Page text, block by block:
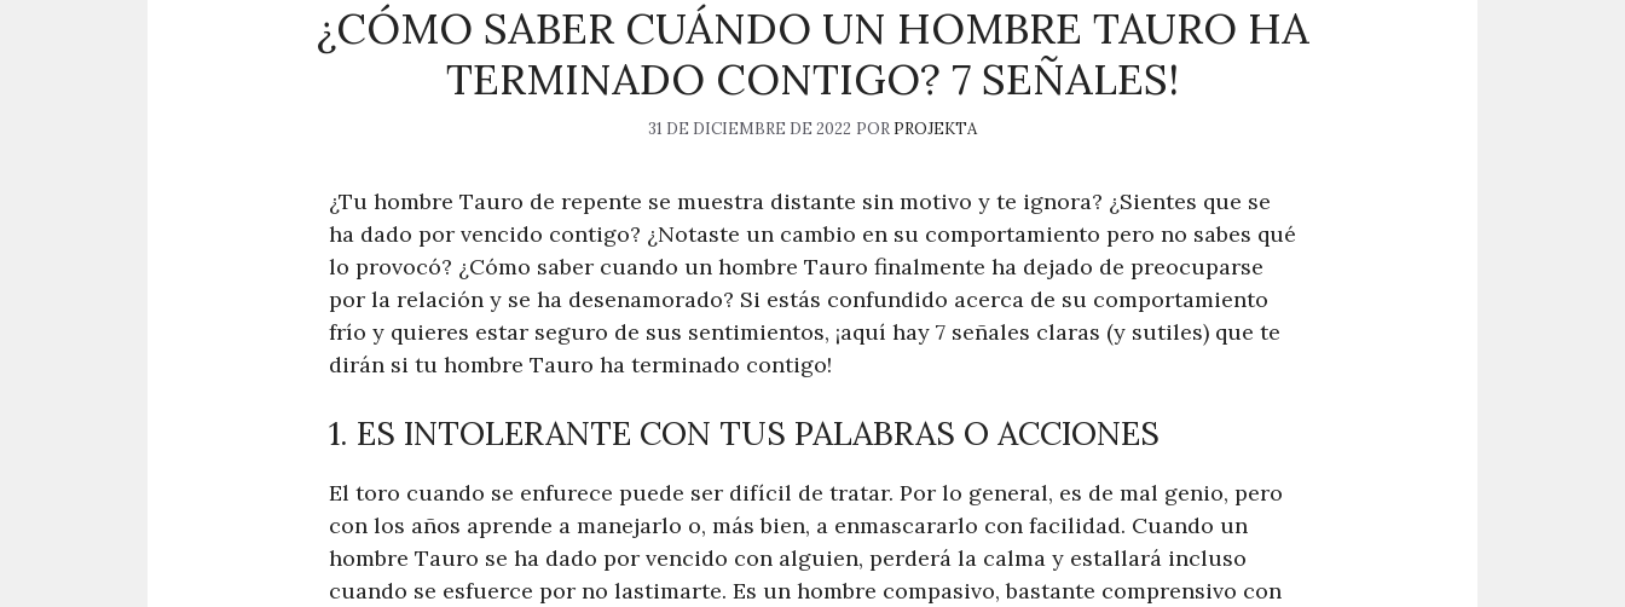
¿CÓMO SABER CUÁNDO UN HOMBRE TAURO HA
TERMINADO CONTIGO? 7 SEÑALES!
31 DE DICIEMBRE DE 2022 POR PROJEKTA
¿Tu hombre Tauro de repente se muestra distante sin motivo y te ignora? ¿Sientes que se
ha dado por vencido contigo? ¿Notaste un cambio en su comportamiento pero no sabes qué
lo provocó? ¿Cómo saber cuando un hombre Tauro finalmente ha dejado de preocuparse
por la relación y se ha desenamorado? Si estás confundido acerca de su comportamiento
frío y quieres estar seguro de sus sentimientos, ¡aquí hay 7 señales claras (y sutiles) que te
dirán si tu hombre Tauro ha terminado contigo!
1. ES INTOLERANTE CON TUS PALABRAS O ACCIONES
El toro cuando se enfurece puede ser difícil de tratar. Por lo general, es de mal genio, pero
con los años aprende a manejarlo o, más bien, a enmascararlo con facilidad. Cuando un
hombre Tauro se ha dado por vencido con alguien, perderá la calma y estallará incluso
cuando se esfuerce por no lastimarte. Es un hombre compasivo, bastante comprensivo con